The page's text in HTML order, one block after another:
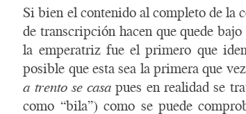
Si bien el contenido al completo de la
de transcripción hacen que quede
la emperatriz fue el primero que
posible que esta sea la primera que
a trento se casa pues en realidad se
como “bila”) como se puede